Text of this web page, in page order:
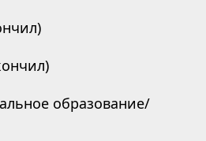
образование/